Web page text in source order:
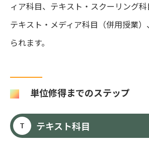
ィア科目、テキスト・スクーリング科
テキスト・メディア科目（併用授業
られます。
単位修得までのステップ
T テキスト科目